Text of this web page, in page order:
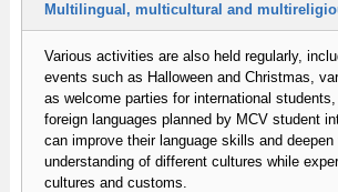
Multilingual, multicultural and
Various activities are also held regularly,
events such as Halloween and Christmas,
as welcome parties for international
foreign languages planned by MCV student
can improve their language skills and deepen
understanding of different cultures while
cultures and customs.